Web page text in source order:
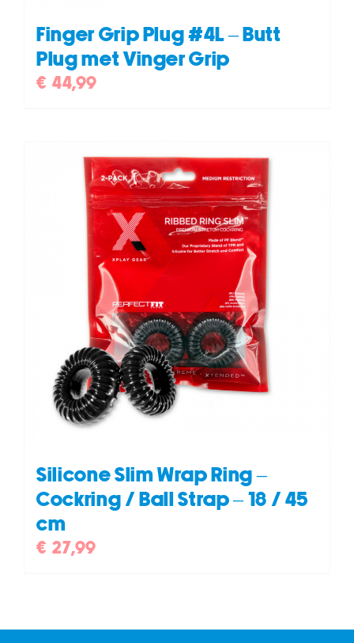
Finger Grip Plug #4L – Butt
Plug met Vinger Grip
€ 44,99
Silicone Slim Wrap Ring –
Cockring / Ball Strap – 18 / 45
cm
€ 27,99